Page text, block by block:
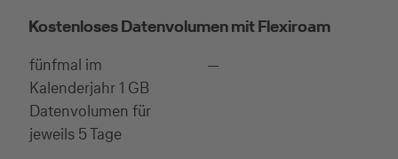
Kostenloses Datenvolumen mit Flexiroam
fünfmal im
Kalenderjahr 1 GB
Datenvolumen für
jeweils 5 Tage
—